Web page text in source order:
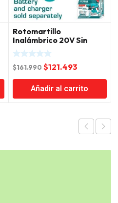
Rotomartillo
Inalámbrico 20V Sin
Carbones Litio Ion Total
$161.990El
precio
original
era:
$121.493
precio
actual
es:
Añadir al carrito